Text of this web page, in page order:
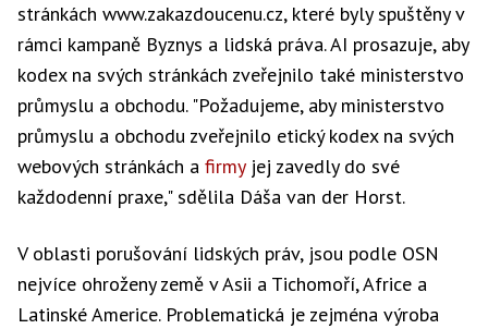
stránkách www.zakazdoucenu.cz, které byly spuštěny v
rámci kampaně Byznys a lidská práva. AI prosazuje, aby
kodex na svých stránkách zveřejnilo také ministerstvo
průmyslu a obchodu. "Požadujeme, aby ministerstvo
průmyslu a obchodu zveřejnilo etický kodex na svých
webových stránkách a firmyjej zavedly do své
každodenní praxe," sdělila Dáša van der Horst.
V oblasti porušování lidských práv, jsou podle OSN
nejvíce ohroženy země v Asii a Tichomoří, Africe a
Latinské Americe. Problematická je zejména výroba